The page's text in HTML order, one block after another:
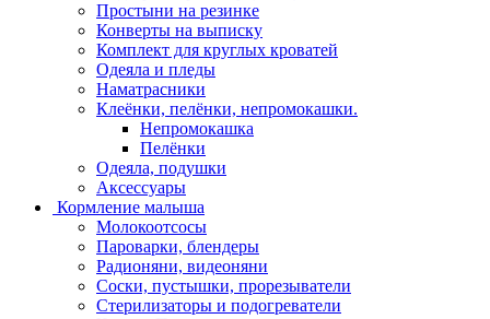
Простыни на резинке
Конверты на выписку
Комплект для круглых кроватей
Одеяла и пледы
Наматрасники
Клеёнки, пелёнки, непромокашки.
Непромокашка
Пелёнки
Одеяла, подушки
Аксессуары
Кормление малыша
Молокоотсосы
Пароварки, блендеры
Радионяни, видеоняни
Соски, пустышки, прорезыватели
Стерилизаторы и подогреватели